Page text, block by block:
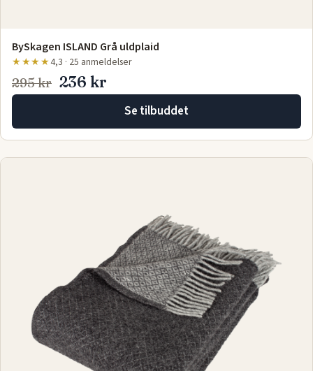
BySkagen ISLAND Grå uldplaid
★★★★4,3 · 25 anmeldelser
295 kr 236 kr
Se tilbuddet